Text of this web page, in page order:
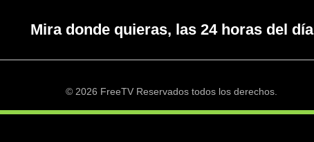
Mira donde quieras, las 24 horas del día
© 2026 FreeTV Reservados todos los derechos.